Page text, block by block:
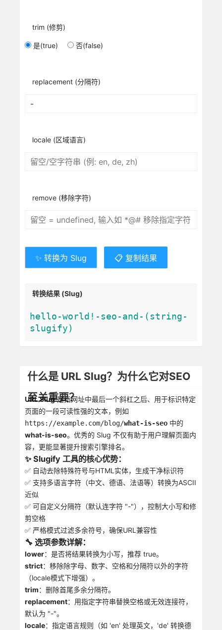
trim (修剪)
是(true) 否(false)
replacement (分隔符)
locale (区域语言)
remove (移除字符)
✨ 转换为 Slug 📋 复制结果
转换结果 (Slug)
hello-world!-seo-and-(string-
slugify)
什么是 URL Slug？为什么它对SEO
至关重要？
URL Slug是指网址中最后一个斜杠之后、用于标识特定
页面的一段可读性强的文本，例如
https://example.com/blog/what-is-seo 中的
what-is-seo。优秀的 Slug 不仅有助于用户理解页面内
容，更能显著提升搜索引擎排名。
✨ Slugify 工具的核心优势：
✅ 自动去除特殊符号与HTML实体，生成干净标识符
✅ 支持多语言字符（中文、德语、法语等）转换为ASCII
近似
✅ 可自定义分隔符（默认连字符 "-"），控制大小写和修
剪空格
✅ 严格模式过滤多余符号，确保URL兼容性
🔧 选项参数详解：
lower：是否将结果转换为小写，推荐 true。
strict：移除除字母、数字、空格和分隔符以外的字符
（locale模式下增强）。
trim：删除首尾多余分隔符。
replacement：用指定字符串替换空格或无效连接符，
默认为 "-"。
locale：指定语言规则（如 'en' 处理英文，'de' 转换德